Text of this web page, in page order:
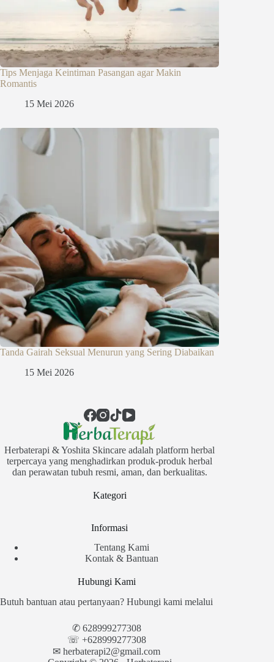
Tips Menjaga Keintiman Pasangan agar Makin
Romantis
15 Mei 2026
Tanda Gairah Seksual Menurun yang Sering Diabaikan
15 Mei 2026
Herbaterapi & Yoshita Skincare adalah platform herbal
terpercaya yang menghadirkan produk-produk herbal
dan perawatan tubuh resmi, aman, dan berkualitas.
Kategori
Informasi
Tentang Kami
Kontak & Bantuan
Hubungi Kami
Butuh bantuan atau pertanyaan? Hubungi kami melalui
✆ 628999277308
☏ +628999277308
✉︎ herbaterapi2@gmail.com